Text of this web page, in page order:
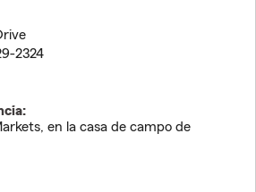
2324
en la casa de campo de